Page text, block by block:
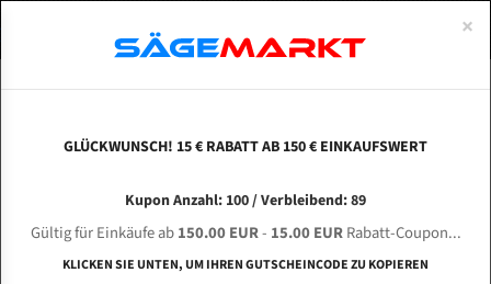
MT SBM - 400 H für 4100 mm Bi-Metall
Bandsägeblätter
ABOUTS
ENGLISH
Bi-Metall Meterware
Fleischerei Bandsägeblätter
×
GLÜCKWUNSCH! 15 € RABATT AB 150 € EINKAUFSWERT
Kupon Anzahl: 100 / Verbleibend: 89
Gültig für Einkäufe ab150.00 EUR- 15.00 EURRabatt-Coupon...
KLICKEN SIE UNTEN, UM IHREN GUTSCHEINCODE ZU KOPIEREN